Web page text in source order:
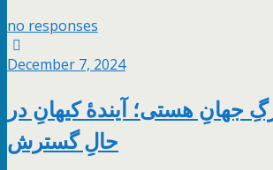
no responses
December 7, 2024
جهانِ هستی؛ آیندهٔ کیهانِ در
حالِ گسترش